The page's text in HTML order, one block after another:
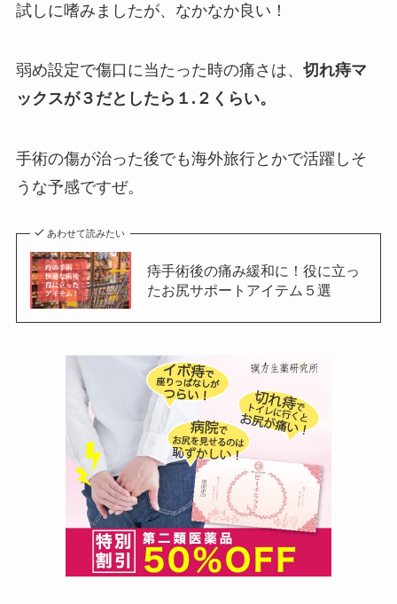
試しに嗜みましたが、なかなか良い！
弱め設定で傷口に当たった時の痛さは、 切れ痔マ
ックスが３だとしたら１.２くらい。
手術の傷が治った後でも海外旅行とかで活躍しそ
うな予感ですぜ。
あわせて読みたい
痔手術後の痛み緩和に！役に立っ
たお尻サポートアイテム５選